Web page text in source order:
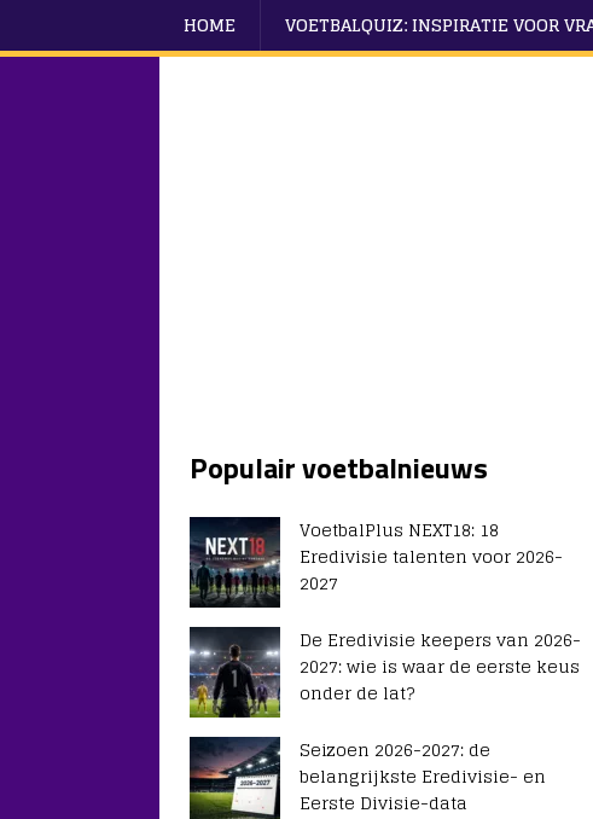
HOME VOETBALQUIZ: INSPIRATIE VOOR
Populair voetbalnieuws
VoetbalPlus NEXT18: 18
Eredivisie talenten voor 2026-
2027
De Eredivisie keepers van 2026-
2027: wie is waar de eerste keus
onder de lat?
Seizoen 2026-2027: de
belangrijkste Eredivisie- en
Eerste Divisie-data